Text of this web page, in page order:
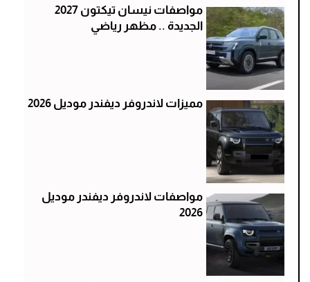
مواصفات نيسان تيكتون 2027
الجديدة .. مظهر رياضي
مميزات لاندروفر ديفندر موديل 2026
مواصفات لاندروفر ديفندر موديل
2026